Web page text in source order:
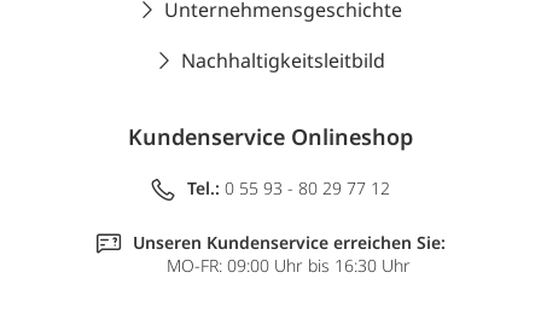
Unternehmensgeschichte
Nachhaltigkeitsleitbild
Kundenservice Onlineshop
Tel.: 0 55 93 - 80 29 77 12
Unseren Kundenservice erreichen Sie:
MO-FR: 09:00 Uhr bis 16:30 Uhr